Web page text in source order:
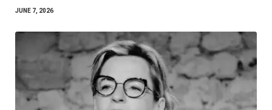
JUNE 7, 2026